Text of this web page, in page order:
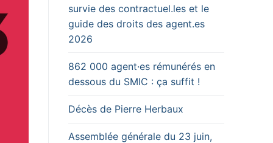
survie des contractuel.les et le
guide des droits des agent.es
2026
862 000 agent·es rémunérés en
dessous du SMIC : ça suffit !
Décès de Pierre Herbaux
Assemblée générale du 23 juin,